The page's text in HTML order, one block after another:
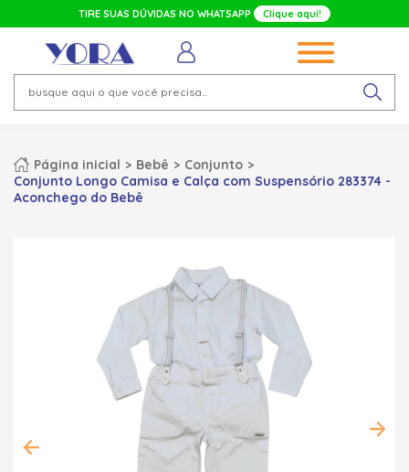
TIRE SUAS DÚVIDAS NO WHATSAPP Clique aqui!
Página inicial Bebê
Conjunto
Conjunto Longo Camisa e Calça com Suspensório 283374 -
Aconchego do Bebê